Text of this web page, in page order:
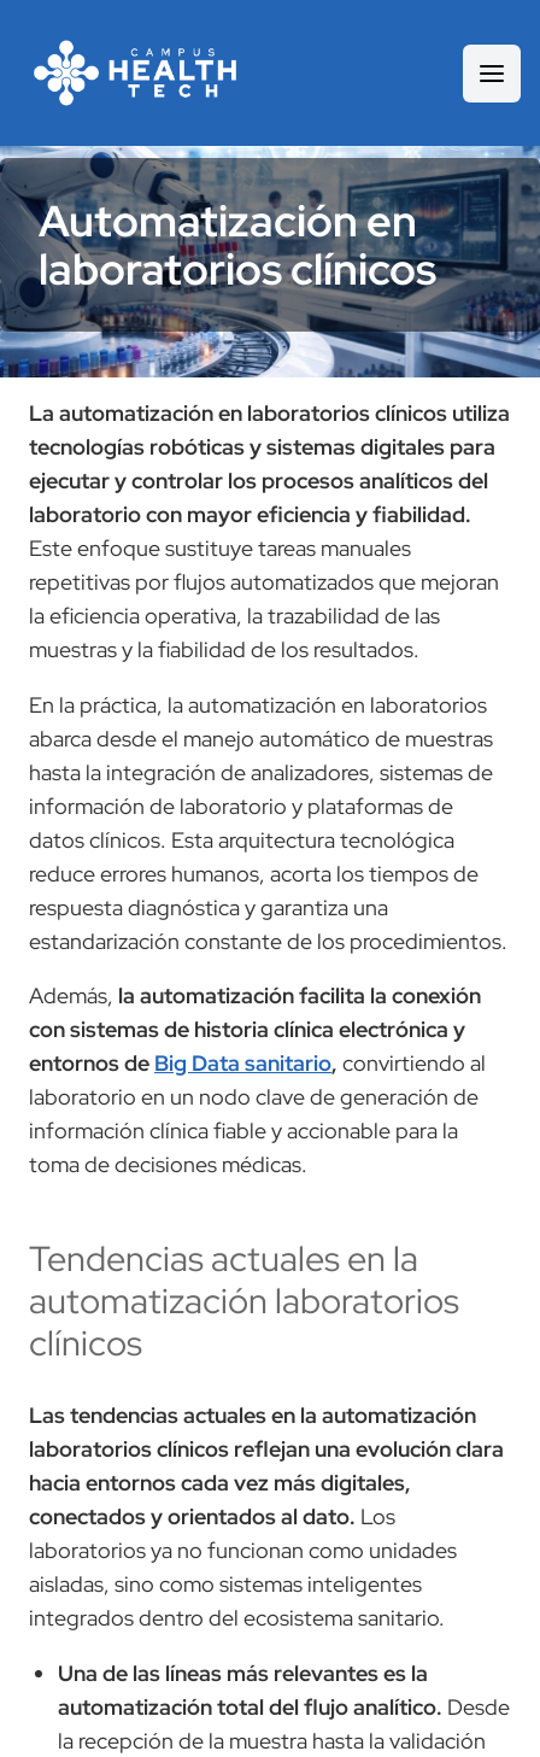
Automatización en
laboratorios clínicos
La automatización en laboratorios clínicos utiliza
tecnologías robóticas y sistemas digitales para
ejecutar y controlar los procesos analíticos del
laboratorio con mayor eficiencia y fiabilidad.
Este enfoque sustituye tareas manuales
repetitivas por flujos automatizados que mejoran
la eficiencia operativa, la trazabilidad de las
muestras y la fiabilidad de los resultados.
En la práctica, la automatización en laboratorios
abarca desde el manejo automático de muestras
hasta la integración de analizadores, sistemas de
información de laboratorio y plataformas de
datos clínicos. Esta arquitectura tecnológica
reduce errores humanos, acorta los tiempos de
respuesta diagnóstica y garantiza una
estandarización constante de los procedimientos.
Además, la automatización facilita la conexión
con sistemas de historia clínica electrónica y
entornos de Big Data sanitario, convirtiendo al
laboratorio en un nodo clave de generación de
información clínica fiable y accionable para la
toma de decisiones médicas.
Tendencias actuales en la
automatización laboratorios
clínicos
Las tendencias actuales en la automatización
laboratorios clínicos reflejan una evolución clara
hacia entornos cada vez más digitales,
conectados y orientados al dato. Los
laboratorios ya no funcionan como unidades
aisladas, sino como sistemas inteligentes
integrados dentro del ecosistema sanitario.
Una de las líneas más relevantes es la
automatización total del flujo analítico. Desde
la recepción de la muestra hasta la validación